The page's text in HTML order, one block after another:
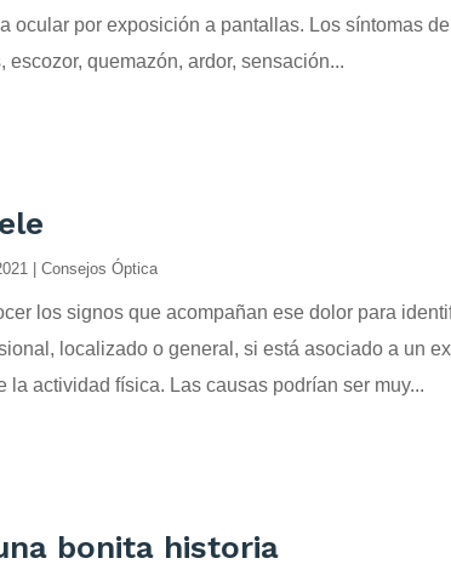
ocular por exposición a pantallas. Los síntomas
escozor, quemazón, ardor, sensación...
Consejos Óptica
los signos que acompañan ese dolor para
localizado o general, si está asociado a un
la actividad física. Las causas podrían ser muy...
bonita historia